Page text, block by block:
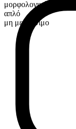
μορφολογική σύνθεση
απλό
μη μετρήσιμο